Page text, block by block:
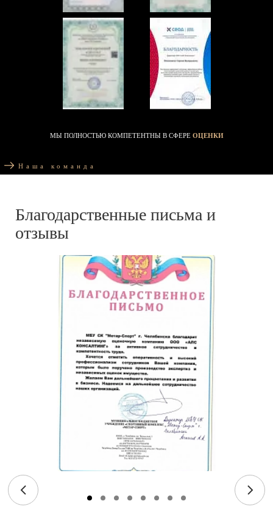
МЫ ПОЛНОСТЬЮ КОМПЕТЕНТНЫ В СФЕРЕ ОЦЕНКИ
Наша команда
Благодарственные письма и
отзывы